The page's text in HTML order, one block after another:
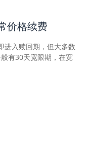
价格续费
进入赎回期，但大多数
有30天宽限期，在宽